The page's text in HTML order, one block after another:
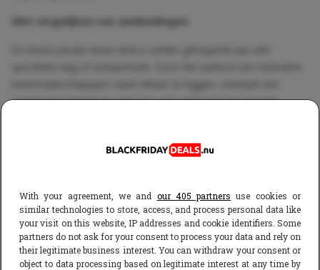
With your agreement, we and our 405 partners use cookies or
similar technologies to store, access, and process personal data like
your visit on this website, IP addresses and cookie identifiers. Some
partners do not ask for your consent to process your data and rely on
their legitimate business interest. You can withdraw your consent or
object to data processing based on legitimate interest at any time by
Slim vergelijken van aanbiedingen
realistischer beeld van wat een auto écht kost per maand.
een ‘normale’ aanbieding soms voordeliger is dan een tijdelijke
Conclusie
Black Friday is een opvallend moment in de leasewereld, maar
zeker niet het enige – en vaak ook niet het goedkoopste. Januari
laat zien dat timing, flexibiliteit en vergelijken belangrijker zijn